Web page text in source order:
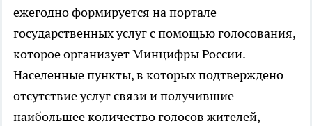
ежегодно формируется на портале
государственных услуг с помощью голосования,
которое организует Минцифры России.
Населенные пункты, в которых подтверждено
отсутствие услуг связи и получившие
наибольшее количество голосов жителей,